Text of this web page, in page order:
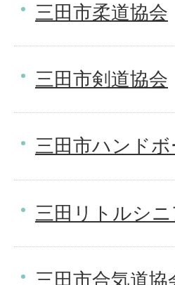
三田市柔道協会
三田市剣道協会
三田市ハンド
三田リトルシ
三田市合気道協